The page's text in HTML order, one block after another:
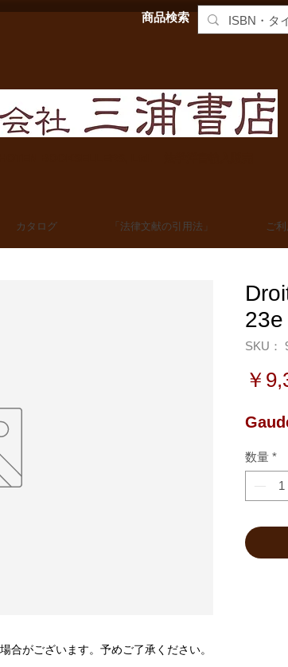
商品検索
カタログ 「法律文献の引用法」 ご
23e
SKU：
￥
数量 *
合がございます。予めご了承ください。